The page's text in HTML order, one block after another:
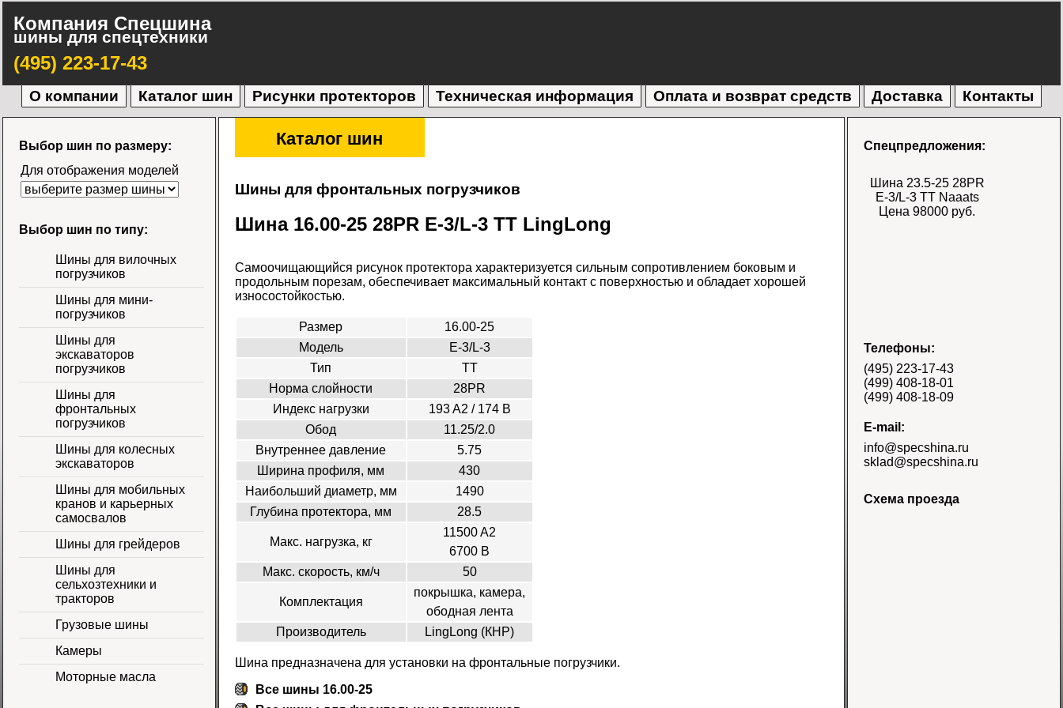
Компания Спецшина
шины для спецтехники
(495) 223-17-43
О компании Каталог шин Рисунки протекторов Техническая информация Оплата и возврат средств Доставка Контакты
Каталог шин
Шины для фронтальных погрузчиков
Шина 16.00-25 28PR E-3/L-3 TT LingLong
Самоочищающийся рисунок протектора характеризуется сильным сопротивлением боковым и
продольным порезам, обеспечивает максимальный контакт с поверхностью и обладает хорошей
износостойкостью.
Размер
16.00-25
Модель
E-3/L-3
Тип
TT
Норма слойности
28PR
Индекс нагрузки
193 A2 / 174 В
Обод
11.25/2.0
Внутреннее давление
5.75
Ширина профиля, мм
430
Наибольший диаметр, мм
1490
Глубина протектора, мм
28.5
Макс. нагрузка, кг
11500 A2
6700 B
Макс. скорость, км/ч
50
Комплектация
покрышка, камера,
ободная лента
Производитель
LingLong (КНР)
Шина предназначена для установки на фронтальные погрузчики.
Все шины 16.00-25
Спецпредложения:
Шина 23.5-25 28PR
E-3/L-3 TT Naaats
Цена 98000 руб.
Шина 17.5-25 28PR
E-3/L-3 TT Naaats
Цена 48000 руб.
Шина 18.4-26 12PR
Телефоны:
(495) 223-17-43
(499) 408-18-01
(499) 408-18-09
E-mail:
info@specshina.ru
sklad@specshina.ru
Схема проезда
Выбор шин по размеру:
Для отображения моделей
Выбор шин по типу:
Шины для вилочных
погрузчиков
Шины для мини-
погрузчиков
Шины для
экскаваторов
погрузчиков
Шины для
фронтальных
погрузчиков
Шины для колесных
экскаваторов
Шины для мобильных
кранов и карьерных
самосвалов
Шины для грейдеров
Шины для
сельхозтехники и
тракторов
Грузовые шины
Камеры
Моторные масла